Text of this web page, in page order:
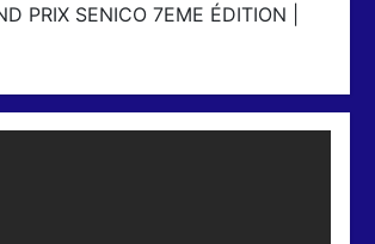
PRIX SENICO 7EME ÉDITION |